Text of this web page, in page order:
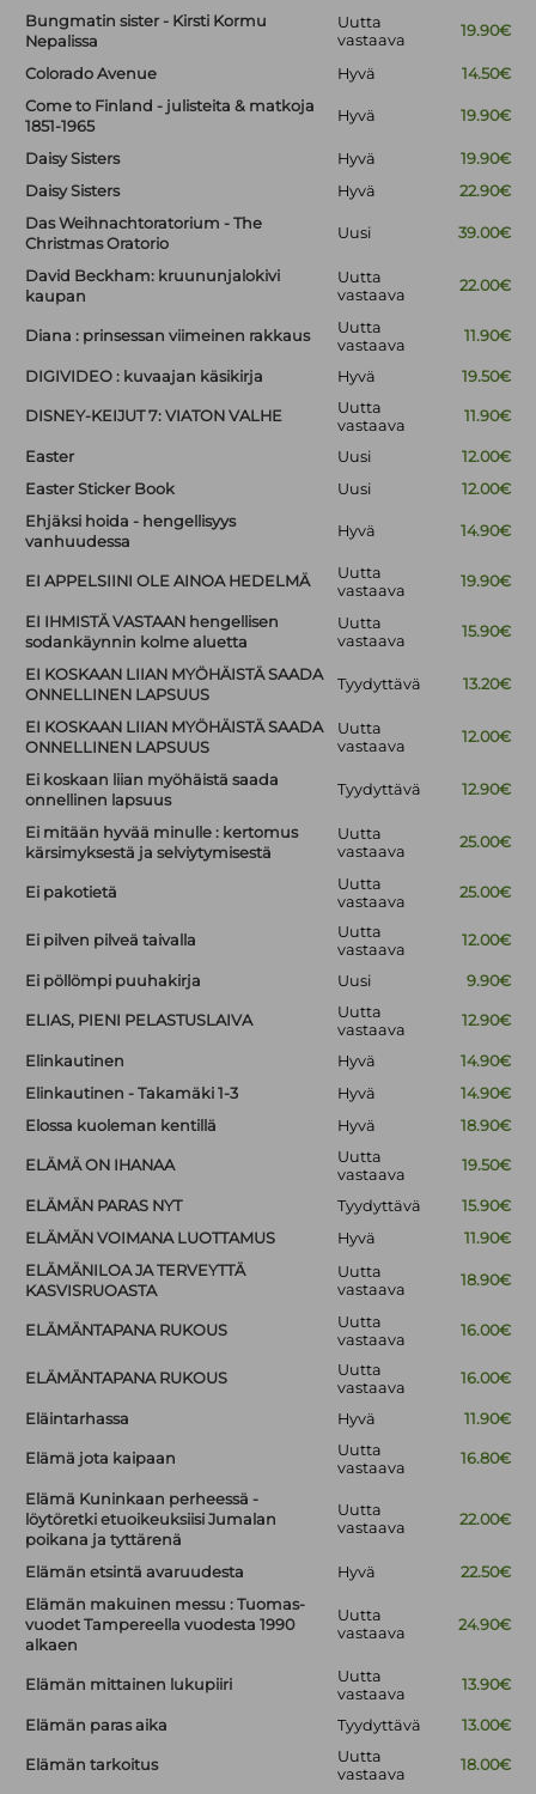
Bungmatin sister - Kirsti Kormu
Nepalissa
Uutta
vastaava
19.90€
Colorado Avenue Hyvä
14.50€
Come to Finland - julisteita & matkoja
1851-1965
Hyvä 19.90€
Daisy Sisters Hyvä
19.90€
Daisy Sisters
Hyvä
22.90€
Das Weihnachtoratorium - The
Christmas Oratorio
Uusi 39.00€
David Beckham: kruununjalokivi
kaupan
Uutta
vastaava
22.00€
Diana : prinsessan viimeinen rakkaus
Uutta
vastaava
11.90€
DIGIVIDEO : kuvaajan käsikirja Hyvä 19.50€
DISNEY-KEIJUT 7: VIATON VALHE
Uutta
vastaava
11.90€
Easter Uusi
12.00€
Easter Sticker Book
Uusi
12.00€
Ehjäksi hoida - hengellisyys
vanhuudessa
Hyvä 14.90€
EI APPELSIINI OLE AINOA HEDELMÄ
Uutta
vastaava
19.90€
EI IHMISTÄ VASTAAN hengellisen
sodankäynnin kolme aluetta
Uutta
vastaava
15.90€
EI KOSKAAN LIIAN MYÖHÄISTÄ SAADA
ONNELLINEN LAPSUUS
Tyydyttävä 13.20€
EI KOSKAAN LIIAN MYÖHÄISTÄ SAADA
ONNELLINEN LAPSUUS
Uutta
vastaava
12.00€
Ei koskaan liian myöhäistä saada
onnellinen lapsuus
Tyydyttävä 12.90€
Ei mitään hyvää minulle : kertomus
kärsimyksestä ja selviytymisestä
Uutta
vastaava
25.00€
Ei pakotietä
Uutta
vastaava
25.00€
Ei pilven pilveä taivalla
Uutta
vastaava
12.00€
Ei pöllömpi puuhakirja Uusi 9.90€
ELIAS, PIENI PELASTUSLAIVA
Uutta
vastaava
12.90€
Elinkautinen Hyvä
14.90€
Elinkautinen - Takamäki 1-3
Hyvä
14.90€
Elossa kuoleman kentillä
Hyvä 18.90€
ELÄMÄ ON IHANAA
Uutta
vastaava
19.50€
ELÄMÄN PARAS NYT Tyydyttävä
15.90€
ELÄMÄN VOIMANA LUOTTAMUS
Hyvä
11.90€
ELÄMÄNILOA JA TERVEYTTÄ
KASVISRUOASTA
Uutta
vastaava
18.90€
ELÄMÄNTAPANA RUKOUS
Uutta
vastaava
16.00€
ELÄMÄNTAPANA RUKOUS
Uutta
vastaava
16.00€
Eläintarhassa Hyvä 11.90€
Elämä jota kaipaan
Uutta
vastaava
16.80€
Elämä Kuninkaan perheessä -
löytöretki etuoikeuksiisi Jumalan
poikana ja tyttärenä
Uutta
vastaava
22.00€
Elämän etsintä avaruudesta Hyvä
22.50€
Elämän makuinen messu : Tuomas-
vuodet Tampereella vuodesta 1990
alkaen
Uutta
vastaava
24.90€
Elämän mittainen lukupiiri
Uutta
vastaava
13.90€
Elämän paras aika Tyydyttävä 13.00€
Elämän tarkoitus
Uutta
vastaava
18.00€